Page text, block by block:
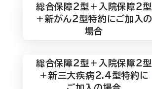
総合保障２型＋入院保障２型
＋新がん２型特約にご加入の
場合
総合保障２型＋入院保障２型
＋新三大疾病2.4型特約に